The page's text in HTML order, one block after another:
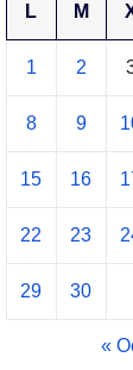
L M
1 2
8 9
15 16
22 23
29 30
«